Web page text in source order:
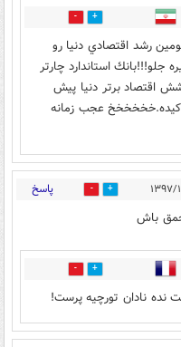
18
رشد اقتصادي دنيا رو
جلو!!!بانك استاندارد چارتر
٢٠٣٠ يكي از شش اقتصاد برتر دنيا پيش
عجب زمانه
41 پاسخ
باش
70
نده نادان تورچیه پرست!